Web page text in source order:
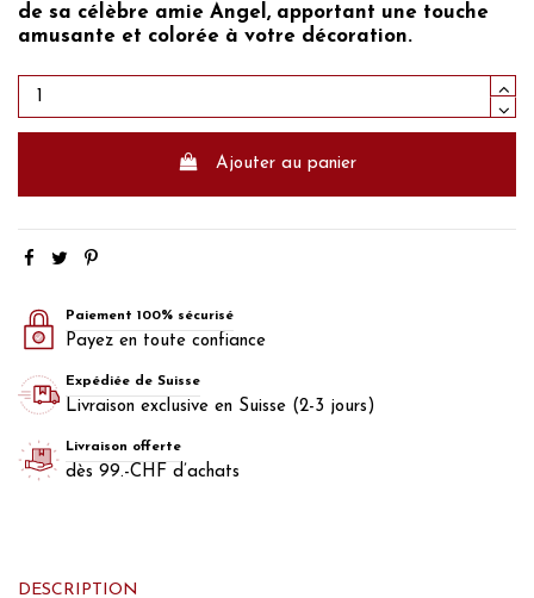
de sa célèbre amie Angel, apportant une touche
amusante et colorée à votre décoration.
Ajouter au panier
Paiement 100% sécurisé
Payez en toute confiance
Expédiée de Suisse
Livraison exclusive en Suisse (2-3 jours)
Livraison offerte
dès 99.-CHF d’achats
DESCRIPTION